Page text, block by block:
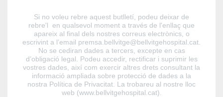
Si no voleu rebre aquest butlletí, podeu deixar de
rebre'l en qualsevol moment a través de l'enllaç que
apareix al final dels nostres correus electrònics, o
escrivint a l’email premsa.bellvitge@bellvitgehospital.cat.
No se cediran dades a tercers, excepte en cas
d’obligació legal. Podeu accedir, rectificar i suprimir les
vostres dades, així com exercir altres drets consultant la
informació ampliada sobre protecció de dades a la
nostra Política de Privacitat. La trobareu al nostre lloc
web (www.bellvitgehospital.cat).